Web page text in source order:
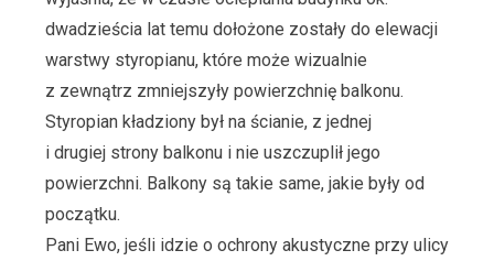
dwadzieścia lat temu dołożone zostały do elewacji
warstwy styropianu, które może wizualnie
z zewnątrz zmniejszyły powierzchnię balkonu.
Styropian kładziony był na ścianie, z jednej
i drugiej strony balkonu i nie uszczuplił jego
powierzchni. Balkony są takie same, jakie były od
początku.
Pani Ewo, jeśli idzie o ochrony akustyczne przy ulicy